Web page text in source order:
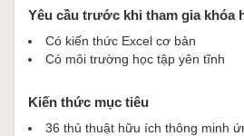
Yêu cầu trước khi tham gia khóa
Có kiến thức Excel cơ bản
Có môi trường học tập yên tĩnh
Kiến thức mục tiêu
36 thủ thuật hữu ích thông minh